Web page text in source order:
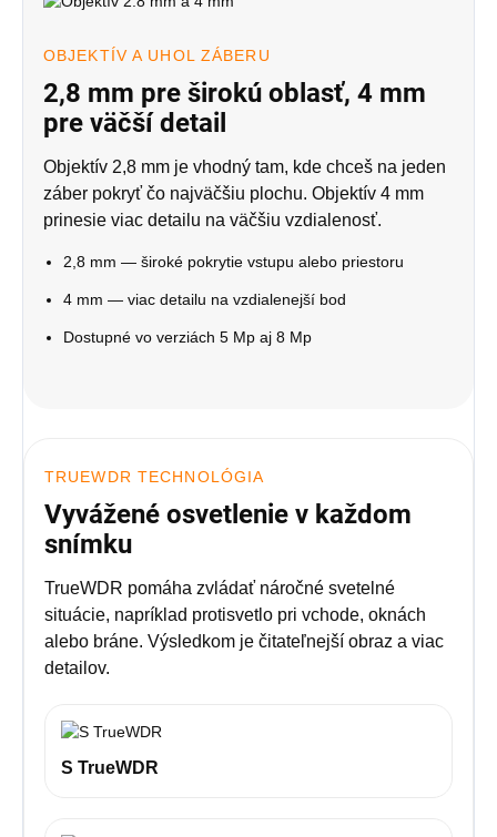
OBJEKTÍV A UHOL ZÁBERU
2,8 mm pre širokú oblasť, 4 mm
pre väčší detail
Objektív 2,8 mm je vhodný tam, kde chceš na jeden
záber pokryť čo najväčšiu plochu. Objektív 4 mm
prinesie viac detailu na väčšiu vzdialenosť.
2,8 mm — široké pokrytie vstupu alebo priestoru
4 mm — viac detailu na vzdialenejší bod
Dostupné vo verziách 5 Mp aj 8 Mp
TRUEWDR TECHNOLÓGIA
Vyvážené osvetlenie v každom
snímku
TrueWDR pomáha zvládať náročné svetelné
situácie, napríklad protisvetlo pri vchode, oknách
alebo bráne. Výsledkom je čitateľnejší obraz a viac
detailov.
S TrueWDR